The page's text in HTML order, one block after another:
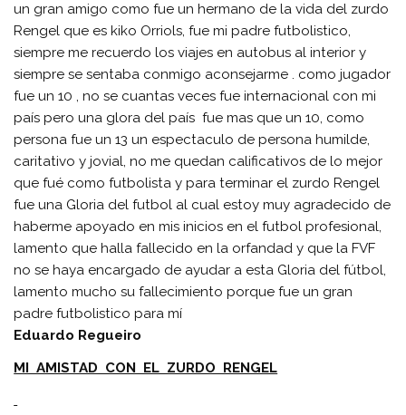
un gran amigo como fue un hermano de la vida del zurdo
Rengel que es kiko Orriols, fue mi padre futbolistico,
siempre me recuerdo los viajes en autobus al interior y
siempre se sentaba conmigo aconsejarme . como jugador
fue un 10 , no se cuantas veces fue internacional con mi
país pero una glora del país fue mas que un 10, como
persona fue un 13 un espectaculo de persona humilde,
caritativo y jovial, no me quedan calificativos de lo mejor
que fué como futbolista y para terminar el zurdo Rengel
fue una Gloria del futbol al cual estoy muy agradecido de
haberme apoyado en mis inicios en el futbol profesional,
lamento que halla fallecido en la orfandad y que la FVF
no se haya encargado de ayudar a esta Gloria del fútbol,
lamento mucho su fallecimiento porque fue un gran
padre futbolistico para mí
Eduardo Regueiro
MI AMISTAD CON EL ZURDO RENGEL